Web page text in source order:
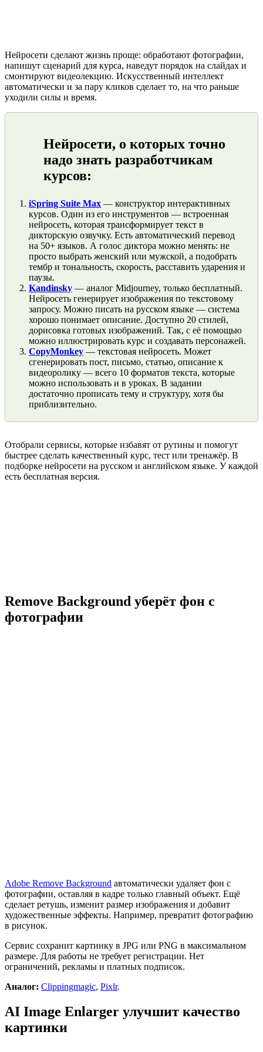
Нейросети сделают жизнь проще: обработают фотографии,
напишут сценарий для курса, наведут порядок на слайдах и
смонтируют видеолекцию. Искусственный интеллект
автоматически и за пару кликов сделает то, на что раньше
уходили силы и время.
Нейросети, о которых точно
надо знать разработчикам
курсов:
iSpring Suite Max — конструктор интерактивных
курсов. Один из его инструментов — встроенная
нейросеть, которая трансформирует текст в
дикторскую озвучку. Есть автоматический перевод
на 50+ языков. А голос диктора можно менять: не
просто выбрать женский или мужской, а подобрать
тембр и тональность, скорость, расставить ударения и
паузы.
Kandinsky — аналог Midjourney, только бесплатный.
Нейросеть генерирует изображения по текстовому
запросу. Можно писать на русском языке — система
хорошо понимает описание. Доступно 20 стилей,
дорисовка готовых изображений. Так, с её помощью
можно иллюстрировать курс и создавать персонажей.
CopyMonkey — текстовая нейросеть. Может
сгенерировать пост, письмо, статью, описание к
видеоролику — всего 10 форматов текста, которые
можно использовать и в уроках. В задании
достаточно прописать тему и структуру, хотя бы
приблизительно.
Отобрали сервисы, которые избавят от рутины и помогут
быстрее сделать качественный курс, тест или тренажёр. В
подборке нейросети на русском и английском языке. У каждой
есть бесплатная версия.
Remove Background уберёт фон с
фотографии
Adobe Remove Background автоматически удаляет фон с
фотографии, оставляя в кадре только главный объект. Ещё
сделает ретушь, изменит размер изображения и добавит
художественные эффекты. Например, превратит фотографию
в рисунок.
Сервис сохранит картинку в JPG или PNG в максимальном
размере. Для работы не требует регистрации. Нет
ограничений, рекламы и платных подписок.
Аналог: Clippingmagic, Pixlr.
AI Image Enlarger улучшит качество
картинки